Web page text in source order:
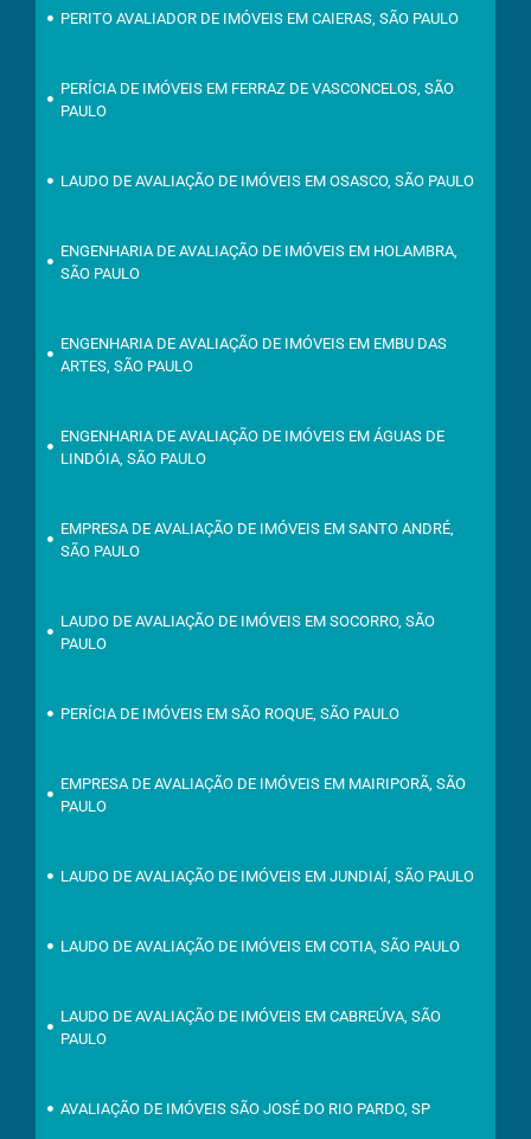
PERITO AVALIADOR DE IMÓVEIS EM CAIERAS, SÃO PAULO
PERÍCIA DE IMÓVEIS EM FERRAZ DE VASCONCELOS, SÃO
PAULO
LAUDO DE AVALIAÇÃO DE IMÓVEIS EM OSASCO, SÃO PAULO
ENGENHARIA DE AVALIAÇÃO DE IMÓVEIS EM HOLAMBRA,
SÃO PAULO
ENGENHARIA DE AVALIAÇÃO DE IMÓVEIS EM EMBU DAS
ARTES, SÃO PAULO
ENGENHARIA DE AVALIAÇÃO DE IMÓVEIS EM ÁGUAS DE
LINDÓIA, SÃO PAULO
EMPRESA DE AVALIAÇÃO DE IMÓVEIS EM SANTO ANDRÉ,
SÃO PAULO
LAUDO DE AVALIAÇÃO DE IMÓVEIS EM SOCORRO, SÃO
PAULO
PERÍCIA DE IMÓVEIS EM SÃO ROQUE, SÃO PAULO
EMPRESA DE AVALIAÇÃO DE IMÓVEIS EM MAIRIPORÃ, SÃO
PAULO
LAUDO DE AVALIAÇÃO DE IMÓVEIS EM JUNDIAÍ, SÃO PAULO
LAUDO DE AVALIAÇÃO DE IMÓVEIS EM COTIA, SÃO PAULO
LAUDO DE AVALIAÇÃO DE IMÓVEIS EM CABREÚVA, SÃO
PAULO
AVALIAÇÃO DE IMÓVEIS SÃO JOSÉ DO RIO PARDO, SP